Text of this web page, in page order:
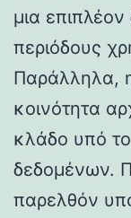
μια
περιόδους
Παράλληλα,
κοινότητα
κλάδο υπό
δεδομένων.
παρελθόν